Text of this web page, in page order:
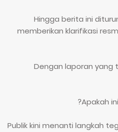
Hingga berita ini
memberikan klarifikasi
Dengan laporan yang
Apakah
Publik kini menanti langkah